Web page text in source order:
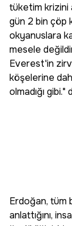
tüketim krizini
gün 2 bin çöp
okyanuslara
mesele
Everest'in
köşelerine
olmadığı
Erdoğan, tüm
anlattığını,